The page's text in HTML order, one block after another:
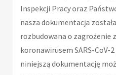
Inspekcji Pracy oraz
nasza dokumentacja
rozbudowana o zagrożenie
koronawirusem SARS-CoV-
niniejszą dokumentację